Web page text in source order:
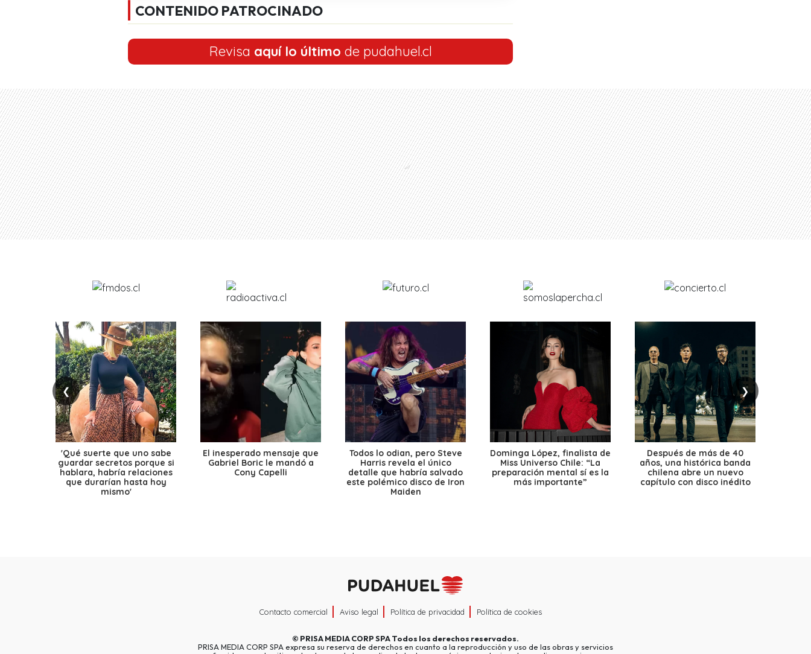
CONTENIDO PATROCINADO
Revisa aquí lo último de pudahuel.cl
❮ ❯
'Qué suerte que uno sabe
guardar secretos porque si
hablara, habría relaciones
que durarían hasta hoy
mismo'
El inesperado mensaje que
Gabriel Boric le mandó a
Cony Capelli
Todos lo odian, pero Steve
Harris revela el único
detalle que habría salvado
este polémico disco de Iron
Maiden
Dominga López, finalista de
Miss Universo Chile: “La
preparación mental sí es la
más importante”
Después de más de 40
años, una histórica banda
chilena abre un nuevo
capítulo con disco inédito
Contacto comercial Aviso legal Política de privacidad Política de cookies
© PRISA MEDIA CORP SPATodos los derechos reservados.
PRISA MEDIA CORP SPA expresa su reserva de derechos en cuanto a la reproducción y uso de las obras y servicios